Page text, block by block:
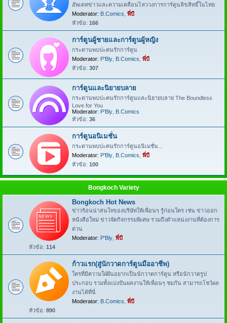
อัพเดทข่าวและความเคลื่อนไหววงการการ์ตูนลิขสิทธิ์ในไทย
Moderator: B.Comics พี่บี
หัวข้อ: 166
การ์ตูนผู้ชายและการ์ตูนผู้หญิง
กระดานพบปะคนรักการ์ตูน
Moderator: P'Bly B.Comics พี่บี
หัวข้อ: 307
การ์ตูนและนิยายบลาย
กระดานพบปะคนรักการ์ตูนและนิยายบลาย The Boundless
Love for You
Moderator: P'Bly B.Comics
หัวข้อ: 36
การ์ตูนอนิเมชั่น
กระดานพบปะคนรักการ์ตูนอนิเมชั่น...
Moderator: P'Bly B.Comics พี่บี
หัวข้อ: 100
Bongkoch Variety
Bongkoch Hot News
ข่าวร้อนน่าสนใจของบริษัทให้เพื่อนๆ รู้ก่อนใคร เช่น ข่าวออก
หนังสือใหม่ ข่าวจัดกิจกรรมพิเศษ รวมถึงตำแหน่งงานที่ต้องการ
ด่วน
Moderator: P'Bly พี่บี
หัวข้อ: 114
ก้าวแรก(สู่นักวาดการ์ตูนมืออาชีพ)
ใครที่มีความใฝ่ฝันอยากเป็นนักวาดการ์ตูน หรือนักวาดรูป
ประกอบ รวมทั้งแบ่งปันผลงานให้เพื่อนๆ ชมกัน สามารถโชว์ผล
งานได้ที่นี่
Moderator: B.Comics พี่บี
หัวข้อ: 890